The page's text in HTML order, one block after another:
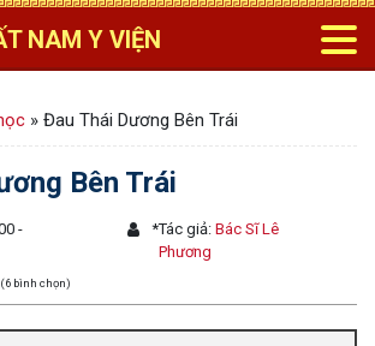
NAM Y VIỆN
» Đau Thái Dương Bên Trái
Bên Trái
-
*Tác giả:Bác Sĩ Lê
Phương
bình chọn)